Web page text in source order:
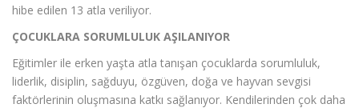
hibe edilen 13 atla veriliyor.
ÇOCUKLARA SORUMLULUK AŞILANIYOR
Eğitimler ile erken yaşta atla tanışan çocuklarda sorumluluk,
liderlik, disiplin, sağduyu, özgüven, doğa ve hayvan sevgisi
faktörlerinin oluşmasına katkı sağlanıyor. Kendilerinden çok daha